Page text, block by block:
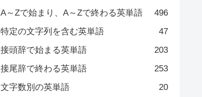
A～Zで始まり、A～Zで終わる英単語
496
特定の文字列を含む英単語
47
接頭辞で始まる英単語
203
接尾辞で終わる英単語
253
文字数別の英単語
20